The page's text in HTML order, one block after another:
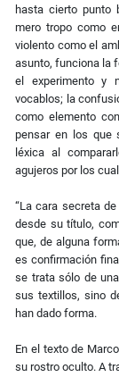
hasta cierto punto
mero tropo como
violento como el
asunto, funciona la
el experimento y
vocablos; la
como elemento
pensar en los que
léxica al
agujeros por los
“La cara secreta
desde su título,
que, de alguna
es confirmación
se trata sólo de
sus textillos, sino
han dado forma.
En el texto de
su rostro oculto. A